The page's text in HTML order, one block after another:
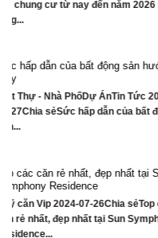
2
3